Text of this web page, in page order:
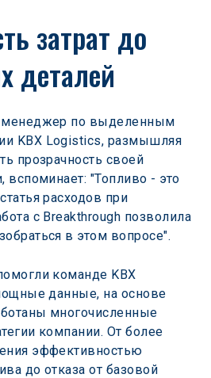
затрат до
деталей
менеджер по выделенным
KBX Logistics, размышляя
прозрачность своей
вспоминает: "Топливо - это
расходов при
с Breakthrough позволила
в этом вопросе".
команде KBX
данные, на основе
многочисленные
компании. От более
эффективностью
до отказа от базовой